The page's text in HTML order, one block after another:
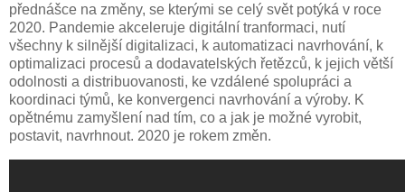
přednášce na změny, se kterými se celý svět potýká v roce
2020. Pandemie akceleruje digitální tranformaci, nutí
všechny k silnější digitalizaci, k automatizaci navrhování, k
optimalizaci procesů a dodavatelských řetězců, k jejich větší
odolnosti a distribuovanosti, ke vzdálené spolupráci a
koordinaci týmů, ke konvergenci navrhování a výroby. K
opětnému zamyšlení nad tím, co a jak je možné vyrobit,
postavit, navrhnout. 2020 je rokem změn.